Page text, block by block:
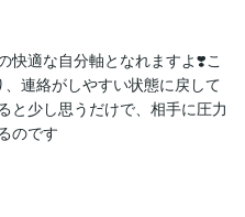
快適な自分軸となれますよ❣️こ
連絡がしやすい状態に戻して
と少し思うだけで、相手に圧力
のです